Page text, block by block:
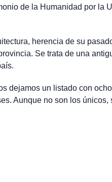
de la Humanidad por la
herencia de su
Se trata de una
dejamos un listado con
Aunque no son los